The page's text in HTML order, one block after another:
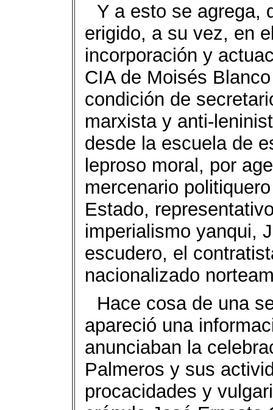
Y a esto se agrega,
erigido, a su vez, en
incorporación y
CIA de Moisés
condición de
marxista y anti-
desde la escuela de
leproso moral, por
mercenario
Estado,
imperialismo yanqui,
escudero, el
nacionalizado
Hace cosa de una
apareció una
anunciaban la
Palmeros y sus
procacidades y